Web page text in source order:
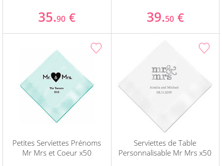
35.90 € 39.50 €
Petites Serviettes Prénoms
Mr Mrs et Coeur x50
Serviettes de Table
Personnalisable Mr Mrs x50